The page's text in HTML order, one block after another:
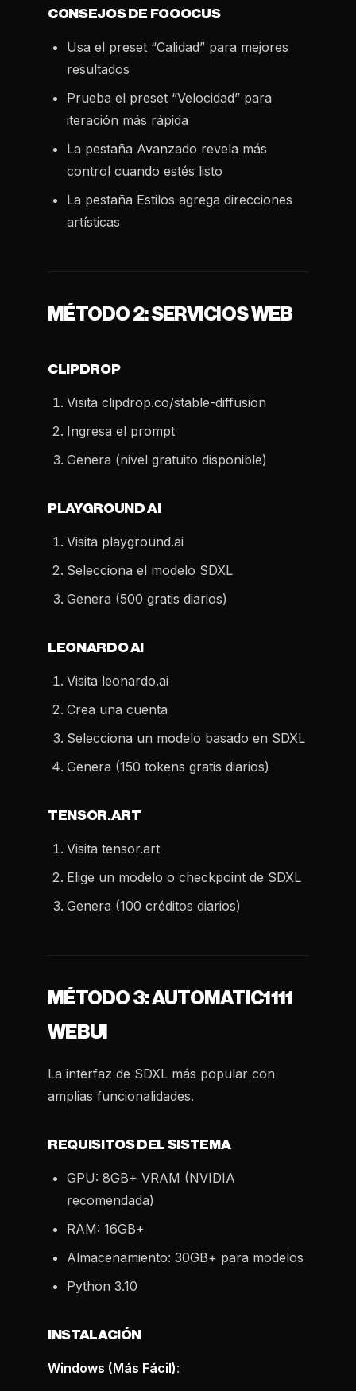
CONSEJOS DE FOOOCUS
Usa el preset “Calidad” para mejores
resultados
Prueba el preset “Velocidad” para
iteración más rápida
La pestaña Avanzado revela más
control cuando estés listo
La pestaña Estilos agrega direcciones
artísticas
MÉTODO 2: SERVICIOS WEB
CLIPDROP
Visita clipdrop.co/stable-diffusion
Ingresa el prompt
Genera (nivel gratuito disponible)
PLAYGROUND AI
Visita playground.ai
Selecciona el modelo SDXL
Genera (500 gratis diarios)
LEONARDO AI
Visita leonardo.ai
Crea una cuenta
Selecciona un modelo basado en SDXL
Genera (150 tokens gratis diarios)
TENSOR.ART
Visita tensor.art
Elige un modelo o checkpoint de SDXL
Genera (100 créditos diarios)
MÉTODO 3: AUTOMATIC1111
WEBUI
La interfaz de SDXL más popular con
amplias funcionalidades.
REQUISITOS DEL SISTEMA
GPU: 8GB+ VRAM (NVIDIA
recomendada)
RAM: 16GB+
Almacenamiento: 30GB+ para modelos
Python 3.10
INSTALACIÓN
Windows (Más Fácil):